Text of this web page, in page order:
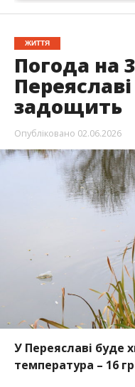
ЖИТТЯ
Погода на
задощить
Опубліковано 02.06.2026
У Переяславі буде
температура – 16